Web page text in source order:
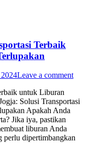
Terbaik
Leave a comment
untuk Liburan
Solusi Transportasi
Apakah Anda
Jika iya, pastikan
liburan Anda
perlu dipertimbangkan